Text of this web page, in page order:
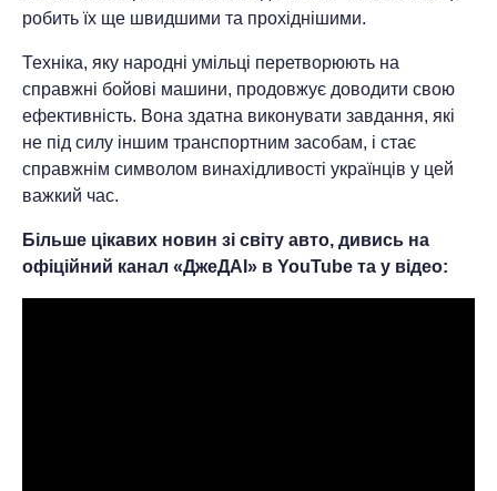
робить їх ще швидшими та прохіднішими.
Техніка, яку народні умільці перетворюють на
справжні бойові машини, продовжує доводити свою
ефективність. Вона здатна виконувати завдання, які
не під силу іншим транспортним засобам, і стає
справжнім символом винахідливості українців у цей
важкий час.
Більше цікавих новин зі світу авто, дивись на
офіційний канал «ДжеДАІ» в YouTube та у відео: